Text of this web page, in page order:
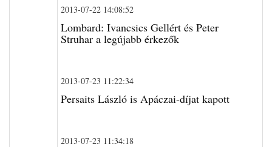
2013-07-22 14:08:52
Lombard: Ivancsics Gellért és Peter
Struhar a legújabb érkezők
2013-07-23 11:22:34
Persaits László is Apáczai-díjat kapott
2013-07-23 11:34:18